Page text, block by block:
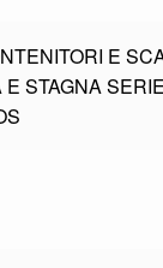
E
STAGNA